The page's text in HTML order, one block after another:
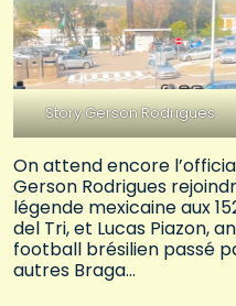
Story Gerson Rodrigues
On attend encore
Gerson Rodrigues
légende mexicaine aux
del Tri, et Lucas Piazon,
football brésilien passé
autres Braga…